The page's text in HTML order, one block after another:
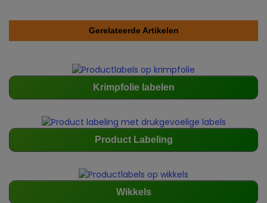
Gerelateerde Artikelen
Krimpfolie labelen
Product Labeling
Wikkels